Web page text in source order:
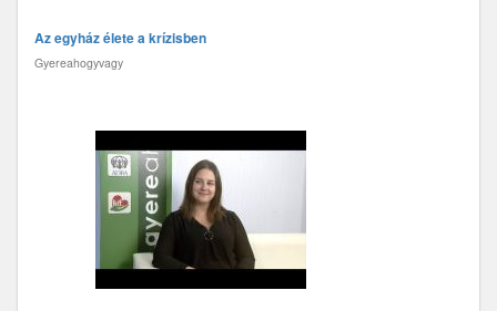
Az egyház élete a krízisben
Gyereahogyvagy